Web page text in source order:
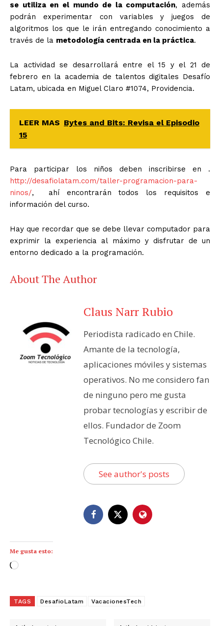
se utiliza en el mundo de la computación, además
podrán experimentar con variables y juegos de
algoritmos los que le irán entregando conocimiento a
través de la metodología centrada en la práctica.
La actividad se desarrollará entre el 15 y el 21 de
febrero en la academia de talentos digitales Desafío
Latam, ubicada en Miguel Claro #1074, Providencia.
LEER MAS Bytes and Bits: Revisa el Episodio
15
Para participar los niños deben inscribirse en .
http://desafiolatam.com/taller-programacion-para-
ninos/,
ahí encontrarán todos los requisitos e
información del curso.
Hay que recordar que se debe llevar computador para
exprimir la experiencia al máximo y disfrutar de un
entorno dedicado a la programación.
About The Author
Claus Narr Rubio
Periodista radicado en Chile.
Amante de la tecnología,
aplicaciones móviles y sistemas
operativos. No me considero fan
de ninguno pero me gusta
probar tecnologías y escribir de
ellos. Fundador de Zoom
Tecnológico Chile.
See author's posts
Me gusta esto:
C
g
TAGS DesafioLatam VacacionesTech